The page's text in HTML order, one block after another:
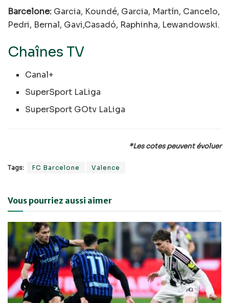
Barcelone: Garcia, Koundé, Garcia, Martín, Cancelo,
Pedri, Bernal, Gavi,Casadó, Raphinha, Lewandowski.
Chaînes TV
Canal+
SuperSport LaLiga
SuperSport GOtv LaLiga
*Les cotes peuvent évoluer
Tags: FC Barcelone Valence
Vous pourriez aussi aimer